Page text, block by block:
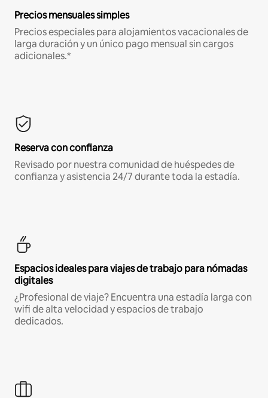
Precios mensuales simples
Precios especiales para alojamientos vacacionales de
larga duración y un único pago mensual sin cargos
adicionales.*
Reserva con confianza
Revisado por nuestra comunidad de huéspedes de
confianza y asistencia 24/7 durante toda la estadía.
Espacios ideales para viajes de trabajo para nómadas
digitales
¿Profesional de viaje? Encuentra una estadía larga con
wifi de alta velocidad y espacios de trabajo
dedicados.